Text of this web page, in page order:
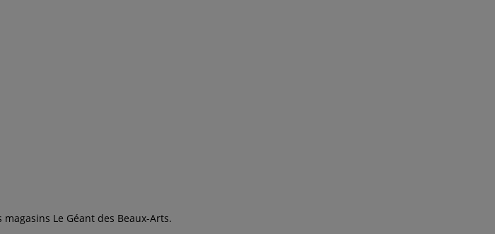
Le Géant des Beaux-Arts.